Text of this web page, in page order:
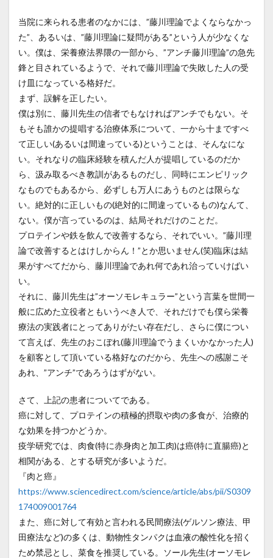
当院に来られる患者のなかには、”藤川理論でよくならなかっ
た”、あるいは、”藤川理論に疑問がある”という人が少なくな
い。僕は、栄養療法界隈の一部から、”アンチ藤川理論”の急先
鋒と目されているようで、それで藤川理論で失敗した人の受
け皿になっている格好だ。
まず、誤解を正したい。
僕は別に、藤川先生の信者でもなければアンチでもない。そ
もそも誰かの提唱する治療体系について、一から十まですべ
て正しい(あるいは間違っている)ということは、そんなにな
い。それなりの臨床経験を積んだ人が提唱しているのだか
ら、汲み取るべき教訓があるものだし、同時にエンピリック
なものでもあるから、必ずしも万人にあうものとは限らな
い。絶対的に正しいもの(絶対的に間違っているもの)なんて、
ない。僕が言っているのは、結局それだけのことだ。
プロテインや鉄を飲んで改善するなら、それでいい。”藤川理
論で改善するとはけしからん！”とか思いません(笑)臨床は結
果がすべてだから、藤川理論であれ何であれ治っていけばい
い。
それに、藤川先生は”オーソモレキュラー”という言葉を世間一
般に広めた立役者ともいうべき人で、それだけでも僕ら栄養
療法の実践者にとってありがたい存在だし、さらに僕につい
て言えば、先生のおこぼれ(藤川理論でうまくいかなかった人)
を顧客として頂いている格好なのだから、先生への感謝こそ
あれ、”アンチ”であろうはずがない。
さて、上記の患者についてである。
癌に対して、プロテインの積極的摂取や肉の多食が、治療的
な効果を持つかどうか。
疫学研究では、肉食(特に赤身肉と加工肉)は癌(特に直腸癌)と
相関がある、とする研究が多いようだ。
『肉と癌』
https://www.sciencedirect.com/science/article/abs/pii/S0309
174009001764
また、癌に対して有効と言われる民間療法(ゲルソン療法、甲
田療法など)の多くは、動物性タンパクは血液の酸性化を招く
ため禁忌とし、菜食を推奨している。ソール先生(オーソモレ